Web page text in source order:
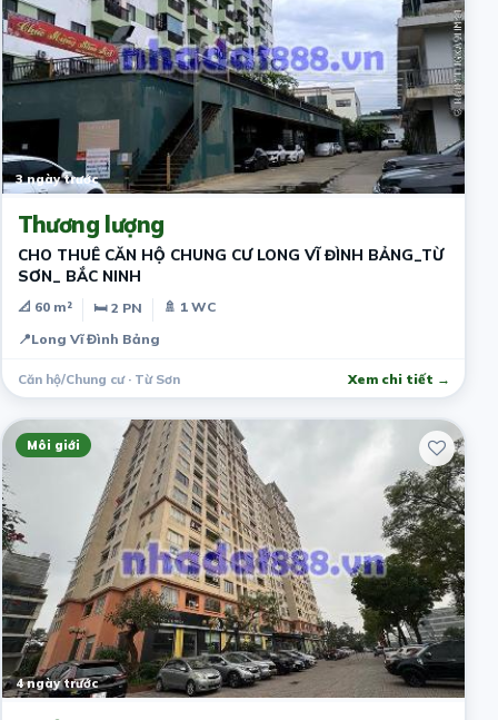
3 ngày trước
Thương lượng
CHO THUÊ CĂN HỘ CHUNG CƯ LONG VĨ ĐÌNH BẢNG_TỪ
SƠN_ BẮC NINH
📐 60 m² 🛏 2 PN
🚿 1 WC
📍Long Vĩ Đình Bảng
Căn hộ/Chung cư · Từ Sơn Xem chi tiết →
Môi giới
4 ngày trước